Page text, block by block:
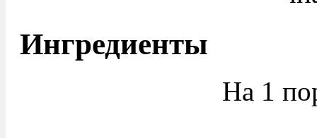
Ингредиенты
На 1